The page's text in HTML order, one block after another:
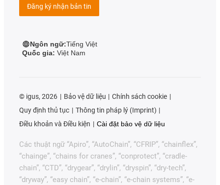
Đăng ký nhận bản tin
Ngôn ngữ:Tiếng Việt
Quốc gia: Việt Nam
© igus, 2026 Bảo vệ dữ liệu
Chính sách cookie
Quy định thủ tục
Thông tin pháp lý (Imprint)
Điều khoản và Điều kiện
Cài đặt bảo vệ dữ liệu
Các thuật ngữ “Apiro”, “AutoChain”, “CFRIP”, “chainflex”,
“chainge”, “chains for cranes”, “conprotect”, “cradle-
chain”, “CTD”, “drygear”, “drylin”, “dryspin”, “dry-tech”,
“dryway”, “easy chain”, “e-chain”, “e-chain systems”, “e-